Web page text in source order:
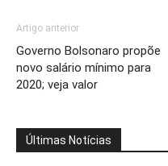
Artigo anterior
Governo Bolsonaro propõe
novo salário mínimo para
2020; veja valor
Últimas Notícias